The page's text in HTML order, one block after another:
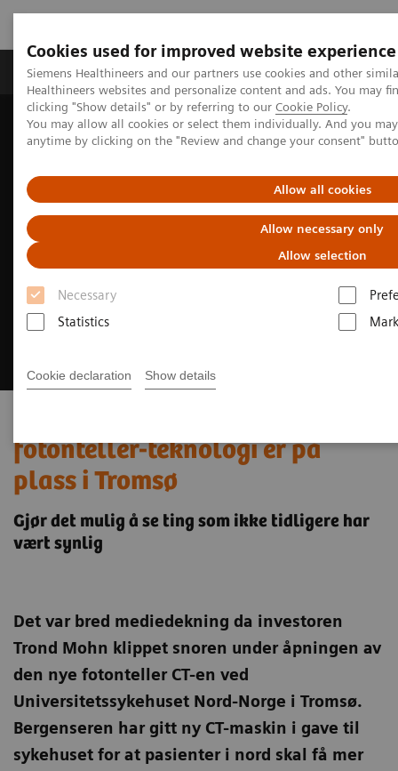
Cookies used for improved website experience
Siemens Healthineers and our partners use cookies and other
Healthineers websites and personalize content and ads. You may
clicking "Show details" or by referring to our Cookie Policy.
You may allow all cookies or select them individually. And you
anytime by clicking on the "Review and change your consent"
Allow all cookies
Allow necessary only
Allow selection
Necessary
Statistics
Cookie declaration Show details
Produkter og løsninger Support og
Hjem
Nyheter Healthineers Norge
Norges første CT med fotonteller-teknologi er på plass i Tromsø
fotonteller-teknologi er på
plass i Tromsø
Gjør det mulig å se ting som ikke tidligere har
vært synlig
Det var bred mediedekning da investoren
Trond Mohn klippet snoren under åpningen av
den nye fotonteller CT-en ved
Universitetssykehuset Nord-Norge i Tromsø.
Bergenseren har gitt ny CT-maskin i gave til
sykehuset for at pasienter i nord skal få mer